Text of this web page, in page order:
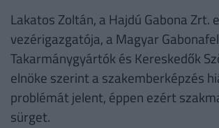
Lakatos Zoltán, a Hajdú Gabona Zrt.
vezérigazgatója, a Magyar
Takarmánygyártók és Kereskedők
elnöke szerint a szakemberképzés
problémát jelent, éppen ezért
sürget.